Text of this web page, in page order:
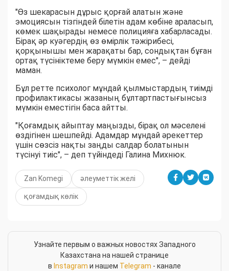
"Өз шекарасын дұрыс қорғай алатын және
эмоциясын тізгіндей білетін адам көбіне араласып,
көмек шақырады немесе полицияға хабарласады.
Бірақ әр куәгердің өз өмірлік тәжірибесі,
қорқынышы мен жарақаты бар, сондықтан бұған
ортақ түсініктеме беру мүмкін емес", – дейді
маман.
Бұл ретте психолог мұндай қылмыстардың тиімді
профилактикасы жазаның бұлтартпастығынсыз
мүмкін еместігін баса айтты.
"Қоғамдық айыптау маңызды, бірақ ол мәселені
өздігінен шешпейді. Адамдар мұндай әрекеттер
үшін сөзсіз нақты заңды салдар болатынын
түсінуі тиіс", – деп түйіндеді Галина Михнюк.
Zan Komegi әлеуметтік желі
қоғамдық көлік
Узнайте первым о важных новостях Западного
Казахстана на нашей странице
в Instagram и нашем Telegram - канале